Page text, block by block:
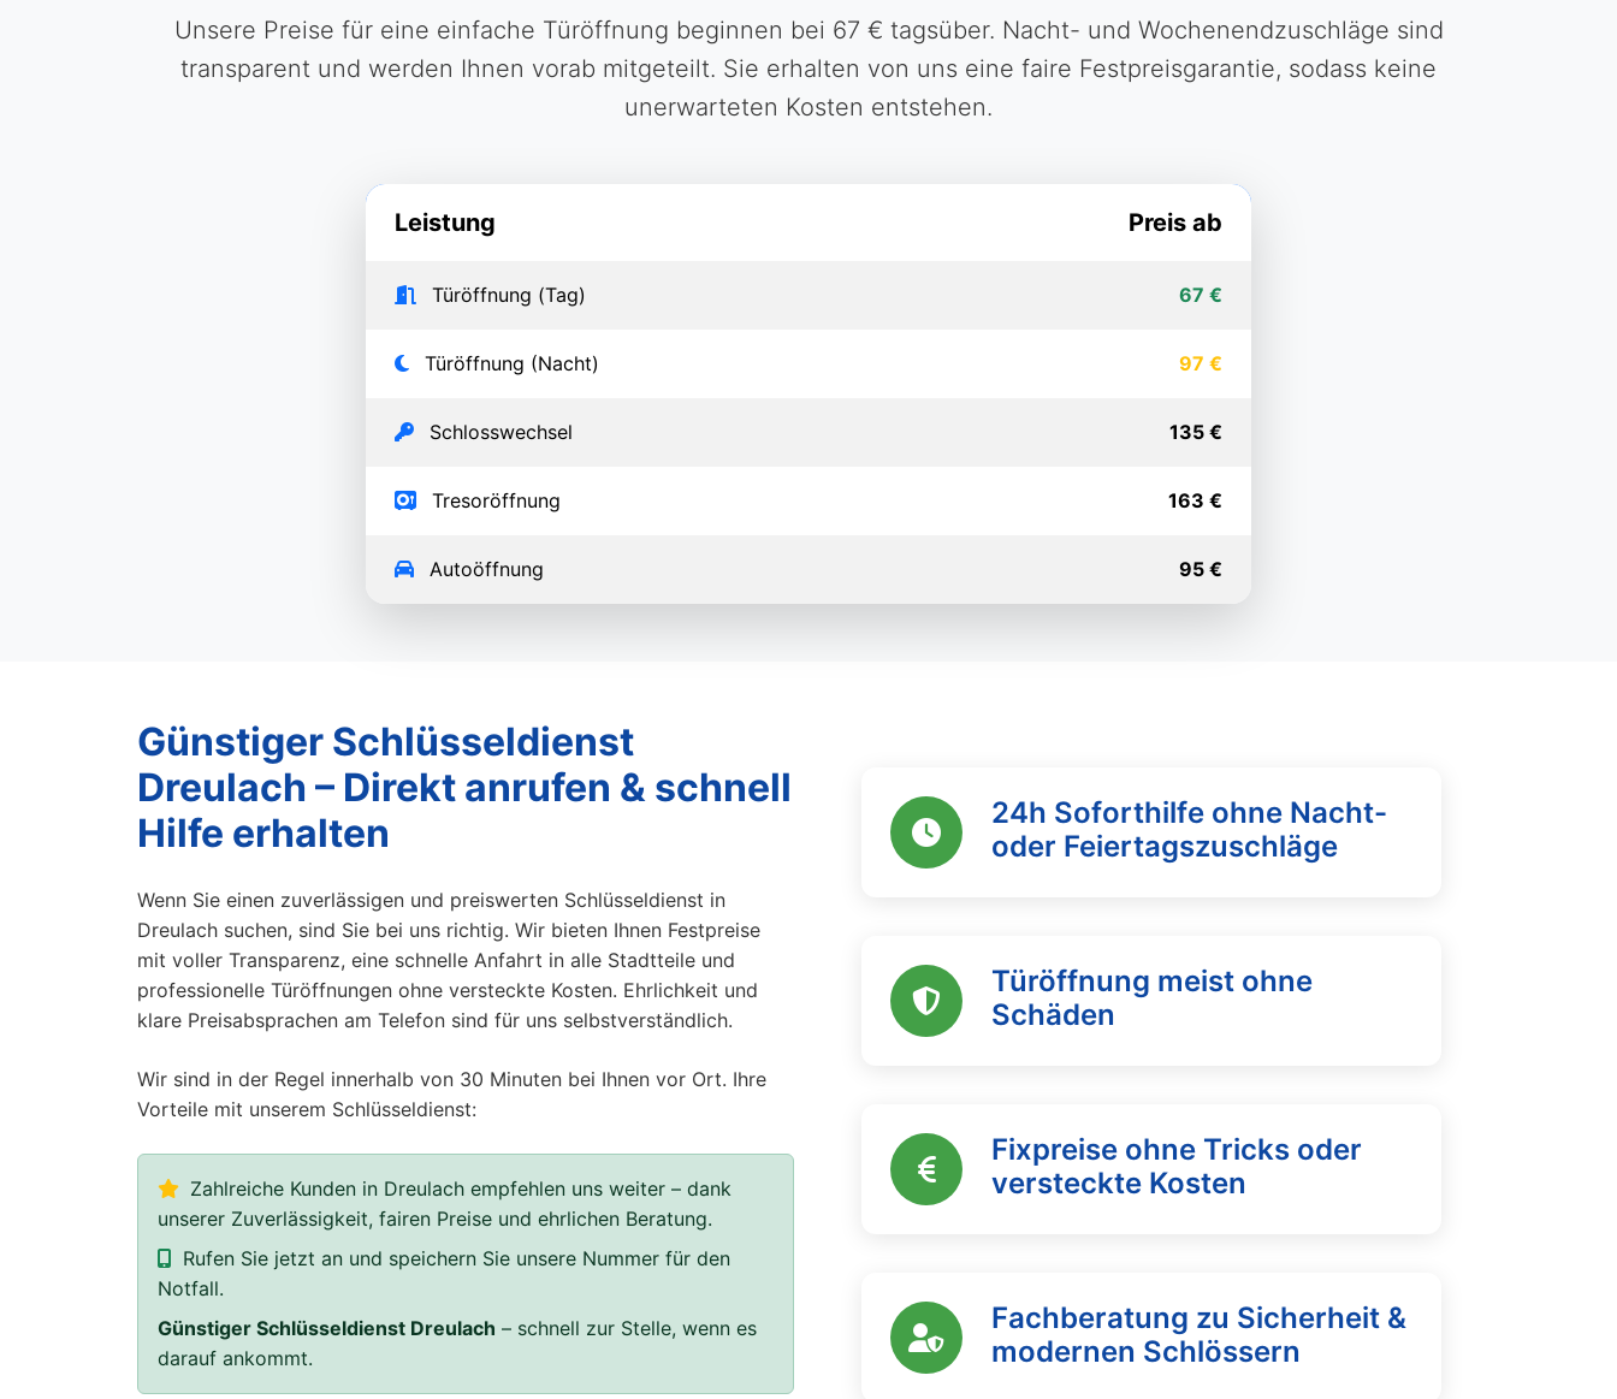
Unsere Preise für eine einfache Türöffnung beginnen bei 67 € tagsüber. Nacht- und Wochenendzuschläge sind
transparent und werden Ihnen vorab mitgeteilt. Sie erhalten von uns eine faire Festpreisgarantie, sodass keine
unerwarteten Kosten entstehen.
Leistung Preis ab
Türöffnung (Tag) 67 €
Türöffnung (Nacht) 97 €
Schlosswechsel 135 €
Tresoröffnung 163 €
Autoöffnung 95 €
Günstiger Schlüsseldienst
Dreulach – Direkt anrufen & schnell
Hilfe erhalten
Wenn Sie einen zuverlässigen und preiswerten Schlüsseldienst in
Dreulach suchen, sind Sie bei uns richtig. Wir bieten Ihnen Festpreise
mit voller Transparenz, eine schnelle Anfahrt in alle Stadtteile und
professionelle Türöffnungen ohne versteckte Kosten. Ehrlichkeit und
klare Preisabsprachen am Telefon sind für uns selbstverständlich.
Wir sind in der Regel innerhalb von 30 Minuten bei Ihnen vor Ort. Ihre
Vorteile mit unserem Schlüsseldienst:
Zahlreiche Kunden in Dreulach empfehlen uns weiter – dank
unserer Zuverlässigkeit, fairen Preise und ehrlichen Beratung.
Rufen Sie jetzt an und speichern Sie unsere Nummer für den
Notfall.
Günstiger Schlüsseldienst Dreulach – schnell zur Stelle, wenn es
darauf ankommt.
24h Soforthilfe ohne Nacht-
oder Feiertagszuschläge
Türöffnung meist ohne
Schäden
Fixpreise ohne Tricks oder
versteckte Kosten
Fachberatung zu Sicherheit &
modernen Schlössern